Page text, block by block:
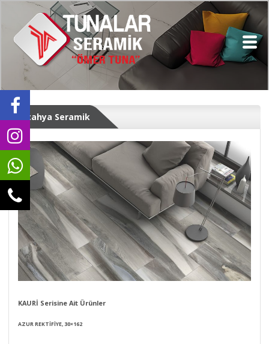
Kütahya Seramik
KAURİ Serisine Ait Ürünler
AZUR REKTİFİYE, 30×162